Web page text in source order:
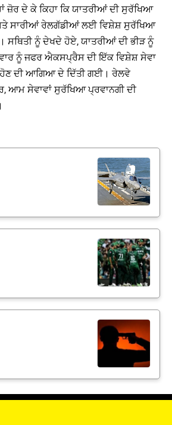
ਜ਼ੋਰ ਦੇ ਕੇ ਕਿਹਾ ਕਿ ਯਾਤਰੀਆਂ ਦੀ ਸੁਰੱਖਿਆ
ਸਾਰੀਆਂ ਰੇਲਗੱਡੀਆਂ ਲਈ ਵਿਸ਼ੇਸ਼ ਸੁਰੱਖਿਆ
ਸਥਿਤੀ ਨੂੰ ਦੇਖਦੇ ਹੋਏ, ਯਾਤਰੀਆਂ ਦੀ ਭੀੜ ਨੂੰ
ਨੂੰ ਜਫਰ ਐਕਸਪ੍ਰੈਸ ਦੀ ਇੱਕ ਵਿਸ਼ੇਸ਼ ਸੇਵਾ
ਦੀ ਆਗਿਆ ਦੇ ਦਿੱਤੀ ਗਈ। ਰੇਲਵੇ
ਆਮ ਸੇਵਾਵਾਂ ਸੁਰੱਖਿਆ ਪ੍ਰਵਾਨਗੀ ਦੀ